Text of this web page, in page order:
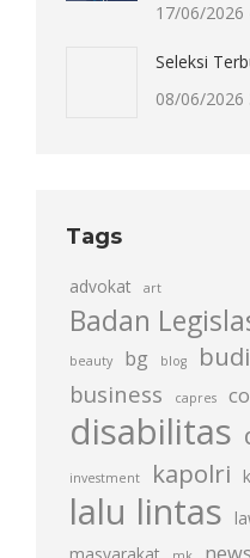
17/06/2026
Seleksi
08/06/2026
Tags
advokat art
Badan
beauty bg blog
business capres
disabilitas
investment kapolri
lalu lintas